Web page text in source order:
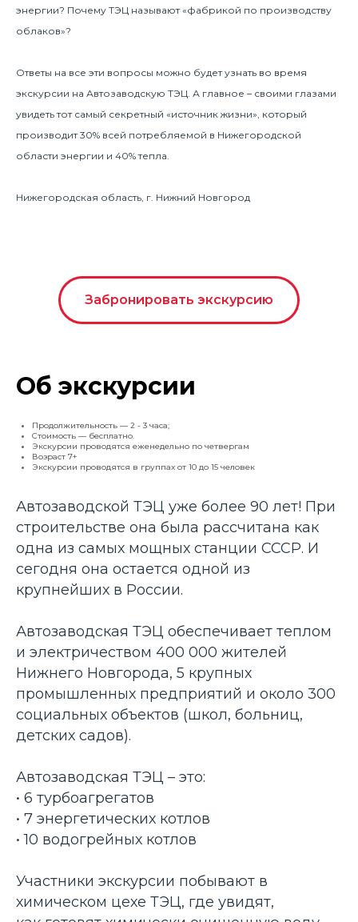
энергии? Почему ТЭЦ называют «фабрикой по производству
облаков»?
Ответы на все эти вопросы можно будет узнать во время
экскурсии на Автозаводскую ТЭЦ. А главное – своими глазами
увидеть тот самый секретный «источник жизни», который
производит 30% всей потребляемой в Нижегородской
области энергии и 40% тепла.
Нижегородская область, г. Нижний Новгород
Забронировать экскурсию
Об экскурсии
Продолжительность — 2 - 3 часа;
Стоимость — бесплатно.
Экскурсии проводятся еженедельно по четвергам
Возраст 7+
Экскурсии проводятся в группах от 10 до 15 человек
Автозаводской ТЭЦ уже более 90 лет! При
строительстве она была рассчитана как
одна из самых мощных станции СССР. И
сегодня она остается одной из
крупнейших в России.
Автозаводская ТЭЦ обеспечивает теплом
и электричеством 400 000 жителей
Нижнего Новгорода, 5 крупных
промышленных предприятий и около 300
социальных объектов (школ, больниц,
детских садов).
Автозаводская ТЭЦ – это:
• 6 турбоагрегатов
• 7 энергетических котлов
• 10 водогрейных котлов
Участники экскурсии побывают в
химическом цехе ТЭЦ, где увидят,